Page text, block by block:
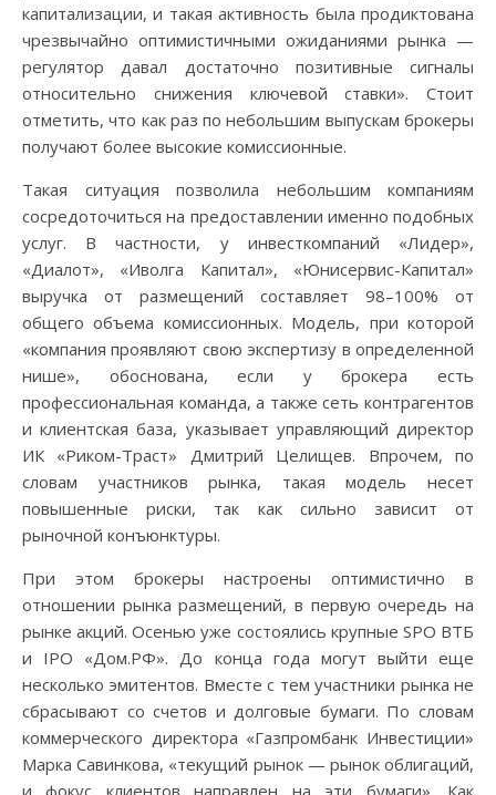
капитализации, и такая активность была продиктована
чрезвычайно оптимистичными ожиданиями рынка —
регулятор давал достаточно позитивные сигналы
относительно снижения ключевой ставки». Стоит
отметить, что как раз по небольшим выпускам брокеры
получают более высокие комиссионные.
Такая ситуация позволила небольшим компаниям
сосредоточиться на предоставлении именно подобных
услуг. В частности, у инвесткомпаний «Лидер»,
«Диалот», «Иволга Капитал», «Юнисервис-Капитал»
выручка от размещений составляет 98–100% от
общего объема комиссионных. Модель, при которой
«компания проявляют свою экспертизу в определенной
нише», обоснована, если у брокера есть
профессиональная команда, а также сеть контрагентов
и клиентская база, указывает управляющий директор
ИК «Риком-Траст» Дмитрий Целищев. Впрочем, по
словам участников рынка, такая модель несет
повышенные риски, так как сильно зависит от
рыночной конъюнктуры.
При этом брокеры настроены оптимистично в
отношении рынка размещений, в первую очередь на
рынке акций. Осенью уже состоялись крупные SPO ВТБ
и IPO «Дом.РФ». До конца года могут выйти еще
несколько эмитентов. Вместе с тем участники рынка не
сбрасывают со счетов и долговые бумаги. По словам
коммерческого директора «Газпромбанк Инвестиции»
Марка Савинкова, «текущий рынок — рынок облигаций,
и фокус клиентов направлен на эти бумаги». Как